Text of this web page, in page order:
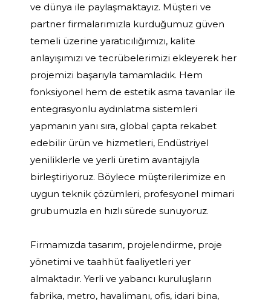
ve dünya ile paylaşmaktayız. Müşteri ve
partner firmalarımızla kurduğumuz güven
temeli üzerine yaratıcılığımızı, kalite
anlayışımızı ve tecrübelerimizi ekleyerek her
projemizi başarıyla tamamladık. Hem
fonksiyonel hem de estetik asma tavanlar ile
entegrasyonlu aydınlatma sistemleri
yapmanın yanı sıra, global çapta rekabet
edebilir ürün ve hizmetleri, Endüstriyel
yeniliklerle ve yerli üretim avantajıyla
birleştiriyoruz. Böylece müşterilerimize en
uygun teknik çözümleri, profesyonel mimari
grubumuzla en hızlı sürede sunuyoruz.
Firmamızda tasarım, projelendirme, proje
yönetimi ve taahhüt faaliyetleri yer
almaktadır. Yerli ve yabancı kuruluşların
fabrika, metro, havalimanı, ofis, idari bina,